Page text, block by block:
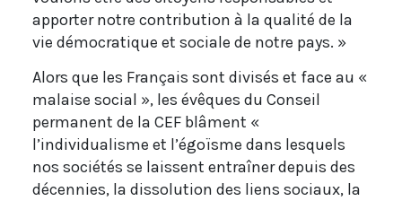
apporter notre contribution à la qualité de la
vie démocratique et sociale de notre pays. »
Alors que les Français sont divisés et face au «
malaise social », les évêques du Conseil
permanent de la CEF blâment «
l’individualisme et l’égoïsme dans lesquels
nos sociétés se laissent entraîner depuis des
décennies, la dissolution des liens sociaux, la